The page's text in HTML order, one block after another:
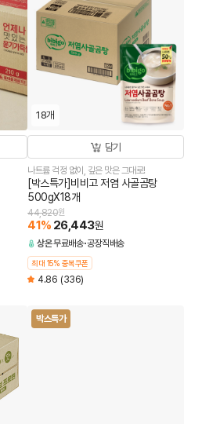
18개
담기
나트륨 걱정 없이, 깊은 맛은 그대로!
[박스특가]비비고 저염 사골곰탕
500gX18개
44,820원
41% 26,443원
상온무료배송 공장직배송
최대 15% 중복쿠폰
4.86 (336)
박스특가